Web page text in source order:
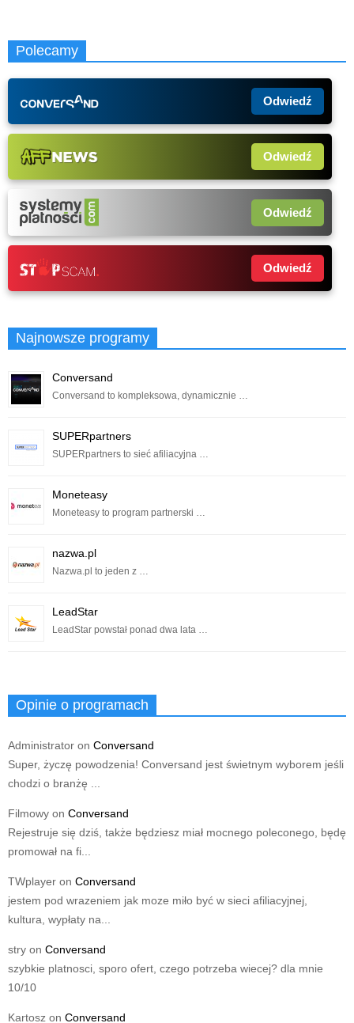
Polecamy
Odwiedź
Odwiedź
Odwiedź
Odwiedź
Najnowsze programy
Conversand
Conversand to kompleksowa, dynamicznie …
SUPERpartners
SUPERpartners to sieć afiliacyjna …
Moneteasy
Moneteasy to program partnerski …
nazwa.pl
Nazwa.pl to jeden z …
LeadStar
LeadStar powstał ponad dwa lata …
Opinie o programach
Administrator on Conversand
Super, życzę powodzenia! Conversand jest świetnym wyborem jeśli
chodzi o branżę ...
Filmowy on Conversand
Rejestruje się dziś, także będziesz miał mocnego poleconego, będę
promował na fi...
TWplayer on Conversand
jestem pod wrazeniem jak moze miło być w sieci afiliacyjnej,
kultura, wypłaty na...
stry on Conversand
szybkie platnosci, sporo ofert, czego potrzeba wiecej? dla mnie
10/10
Kartosz on Conversand